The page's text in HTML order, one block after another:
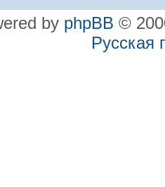
by phpBB ©
Русская